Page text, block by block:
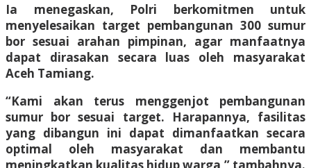
Ia menegaskan, Polri berkomitmen untuk
menyelesaikan target pembangunan 300 sumur
bor sesuai arahan pimpinan, agar manfaatnya
dapat dirasakan secara luas oleh masyarakat
Aceh Tamiang.
“Kami akan terus menggenjot pembangunan
sumur bor sesuai target. Harapannya, fasilitas
yang dibangun ini dapat dimanfaatkan secara
optimal oleh masyarakat dan membantu
meningkatkan kualitas hidup warga,” tambahnya.